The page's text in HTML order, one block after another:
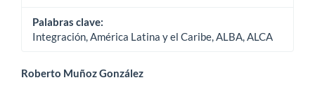
Palabras clave:
Integración, América Latina y el Caribe, ALBA, ALCA
Contenido
Roberto Muñoz González